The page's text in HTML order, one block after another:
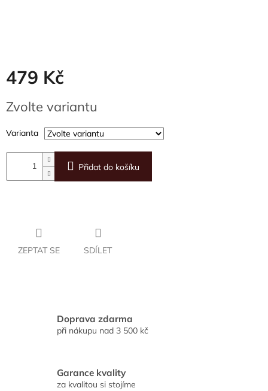
479 Kč
cena:
Zvolte variantu
Varianta
Přidat do košíku
ZEPTAT SE SDÍLET
Doprava zdarma
při nákupu nad 3 500 kč
Garance kvality
za kvalitou si stojíme